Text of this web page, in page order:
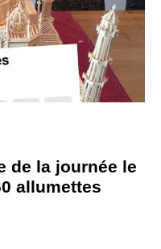
de la journée le
allumettes